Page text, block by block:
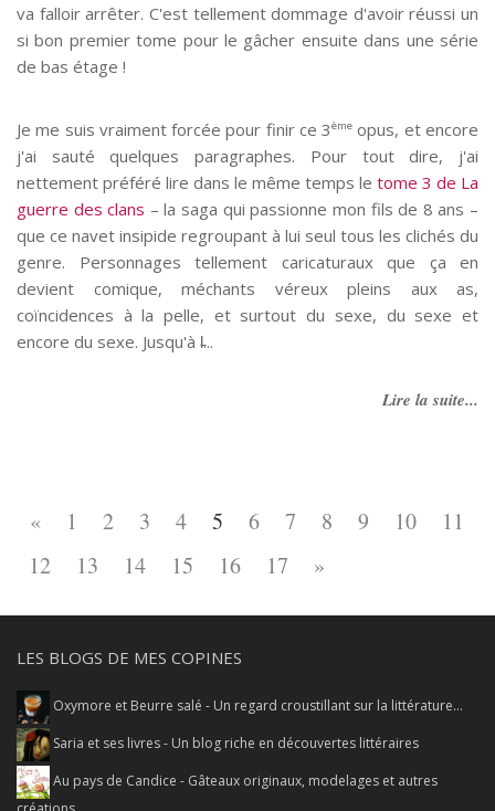
va falloir arrêter. C'est tellement dommage d'avoir réussi un
si bon premier tome pour le gâcher ensuite dans une série
de bas étage !
Je me suis vraiment forcée pour finir ce 3ème opus, et encore
j'ai sauté quelques paragraphes. Pour tout dire, j'ai
nettement préféré lire dans le même temps le tome 3 de La
guerre des clans – la saga qui passionne mon fils de 8 ans –
que ce navet insipide regroupant à lui seul tous les clichés du
genre. Personnages tellement caricaturaux que ça en
devient comique, méchants véreux pleins aux as,
coïncidences à la pelle, et surtout du sexe, du sexe et
encore du sexe. Jusqu'à l̵...
Lire la suite...
« 1 2 3 4 5 6 7 8 9 10
11
12
13 14 15 16 17 »
LES BLOGS DE MES COPINES
Oxymore et Beurre salé - Un regard croustillant sur la littérature...
Saria et ses livres - Un blog riche en découvertes littéraires
Au pays de Candice - Gâteaux originaux, modelages et autres